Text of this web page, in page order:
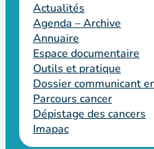
Actualités
Agenda – Archive
Annuaire
Espace documentaire
Outils et pratique
Dossier communicant
Parcours cancer
Dépistage des cancers
Imapac